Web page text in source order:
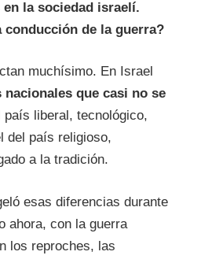
la sociedad israelí.
conducción de la guerra?
muchísimo. En Israel
nacionales que casi no se
país liberal, tecnológico,
del país religioso,
a la tradición.
esas diferencias durante
ahora, con la guerra
los reproches, las